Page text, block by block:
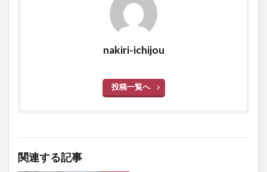
nakiri-ichijou
投稿一覧へ
関連する記事